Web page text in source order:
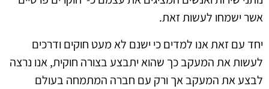
אשר ישמחו לעשות זאת.
יחד עם זאת אנו למדים כי ישנם לא מעט חוקים ודרכים
לעשות את המעקב כך שהוא יתבצע בצורה חוקית, אנו נרצה
לבצע את המעקב אך ורק עם חברה המתמחה בעולם